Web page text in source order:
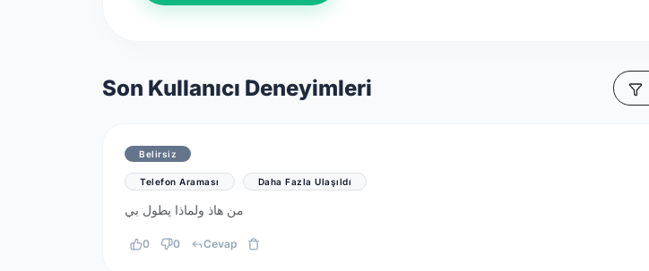
Son Kullanıcı Deneyimleri
Belirsiz
Telefon Araması Daha Fazla Ulaşıldı
من هاذ ولماذا يطول بي
0 0 Cevap